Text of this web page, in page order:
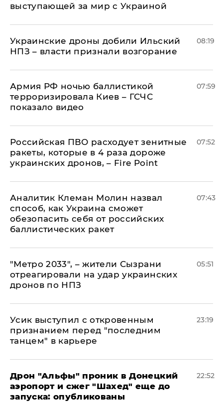
выступающей за мир с Украиной
Украинские дроны добили Ильский
НПЗ – власти признали возгорание
08:19
Армия РФ ночью баллистикой
терроризировала Киев – ГСЧС
показало видео
07:59
Российская ПВО расходует зенитные
ракеты, которые в 4 раза дороже
украинских дронов, – Fire Point
07:52
Аналитик Клеман Молин назвал
способ, как Украина сможет
обезопасить себя от российских
баллистических ракет
07:43
"Метро 2033", – жители Сызрани
отреагировали на удар украинских
дронов по НПЗ
05:51
Усик выступил с откровенным
признанием перед "последним
танцем" в карьере
23:19
Дрон "Альфы" проник в Донецкий
аэропорт и сжег "Шахед" еще до
запуска: опубликованы
22:52